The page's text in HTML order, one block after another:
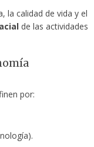
la calidad de vida y el
de las actividades
por: